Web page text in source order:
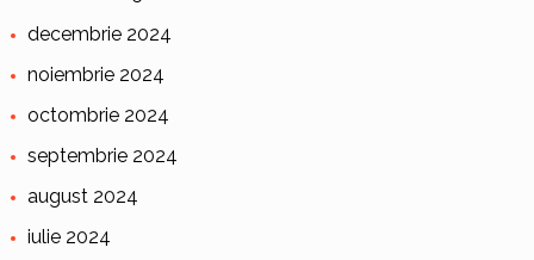
decembrie 2024
noiembrie 2024
octombrie 2024
septembrie 2024
august 2024
iulie 2024